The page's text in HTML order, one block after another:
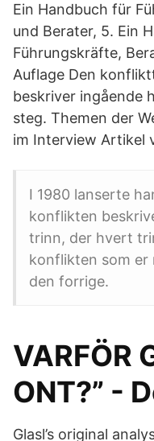
Ein Handbuch für
und Berater, 5. Ein
Führungskräfte,
Auflage Den
beskriver ingående
steg. Themen der
im Interview Artikel
I 1980 lanserte
konflikten
trinn, der hvert
konflikten som er
den forrige.
VARFÖR
ONT?” -
Glasl’s original